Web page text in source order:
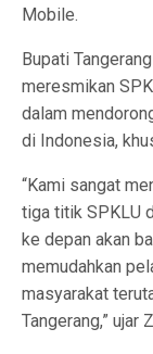
Mobile.
Bupati
meresmikan
dalam
di Indonesia,
“Kami sangat
tiga titik SPKLU
ke depan akan
memudahkan
masyarakat
Tangerang,” ujar